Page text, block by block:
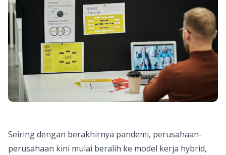
Seiring dengan berakhirnya pandemi, perusahaan-
perusahaan kini mulai beralih ke model kerja hybrid,